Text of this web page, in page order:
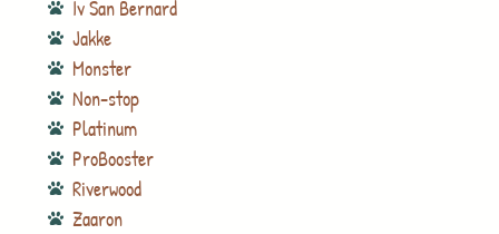
Iv San Bernard
Jakke
Monster
Non-stop
Platinum
ProBooster
Riverwood
Zaaron